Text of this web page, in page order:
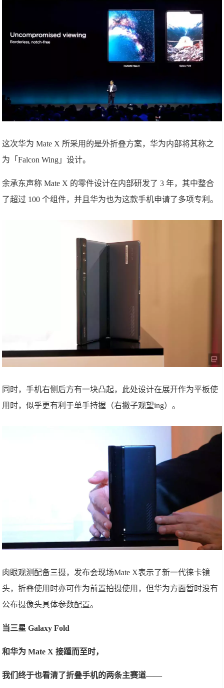
这次华为 Mate X 所采用的是外折叠方案，华为内部将其称之
为「Falcon Wing」设计。
余承东声称 Mate X 的零件设计在内部研发了 3 年，其中整合
了超过 100 个组件，并且华为也为这款手机申请了多项专利。
同时，手机右侧后方有一块凸起，此处设计在展开作为平板使
用时，似乎更有利于单手持握（右撇子观望ing）。
肉眼观测配备三摄，发布会现场Mate X表示了新一代徕卡镜
头，折叠使用时亦可作为前置拍摄使用，但华为方面暂时没有
公布摄像头具体参数配置。
当三星 Galaxy Fold
和华为 Mate X 接踵而至时，
我们终于也看清了折叠手机的两条主赛道——